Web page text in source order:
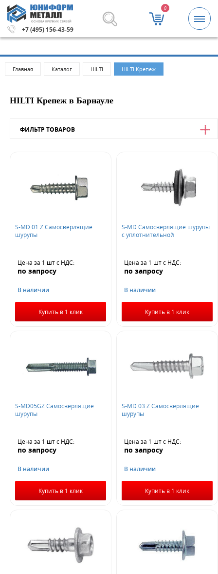
ОСНОВА КРЕПКИХ СВЯЗЕЙ
+7 (495) 156-43-59
0
Метизы и крепежные изделия оптом.
Главная Каталог HILTI HILTI Крепеж
HILTI Крепеж в Барнауле
ФИЛЬТР ТОВАРОВ
Не нашли ничего подходящего?
S-MD 01 Z Самосверлящие
шурупы
Цена за 1 штс НДС:
по запросу
В наличии
Купить в 1 клик
S-MD Самосверлящие шурупы
с уплотнительной
Цена за 1 штс НДС:
по запросу
В наличии
Купить в 1 клик
S-MD05GZ Самосверлящие
шурупы
Цена за 1 штс НДС:
по запросу
В наличии
Купить в 1 клик
S-MD 03 Z Самосверлящие
шурупы
Цена за 1 штс НДС:
по запросу
В наличии
Купить в 1 клик